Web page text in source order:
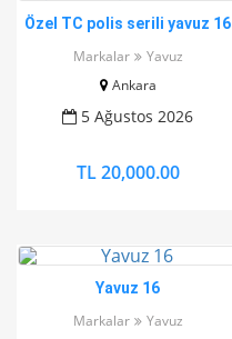
Özel TC polis serili yavuz 16
Markalar
Yavuz
Ankara
5 Ağustos 2026
TL 20,000.00
Yavuz 16
Markalar Yavuz